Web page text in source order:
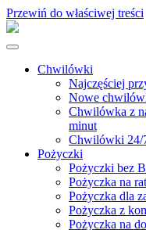
Przewiń do właściwej treści
Chwilówki
Najczęściej
Nowe
Chwilówka z
minut
Chwilówki 24/
Pożyczki
Pożyczki bez
Pożyczka na
Pożyczka dla
Pożyczka z
Pożyczka na